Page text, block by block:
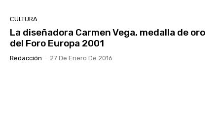
CULTURA
La diseñadora Carmen Vega, medalla de oro
del Foro Europa 2001
Redacción - 27 De Enero De 2016